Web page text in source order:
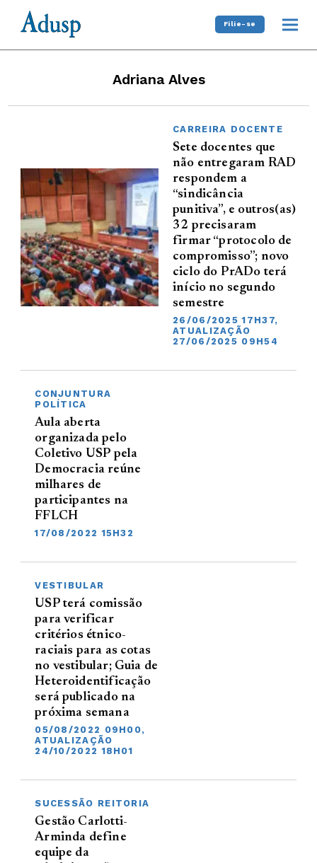
Filie-se
Adriana Alves
CARREIRA DOCENTE
Sete docentes que
não entregaram RAD
respondem a
“sindicância
punitiva”, e outros(as)
32 precisaram
firmar “protocolo de
compromisso”; novo
ciclo do PrADo terá
início no segundo
semestre
26/06/2025 17H37,
ATUALIZAÇÃO
27/06/2025 09H54
CONJUNTURA
POLÍTICA
Aula aberta
organizada pelo
Coletivo USP pela
Democracia reúne
milhares de
participantes na
FFLCH
17/08/2022 15H32
VESTIBULAR
USP terá comissão
para verificar
critérios étnico-
raciais para as cotas
no vestibular; Guia de
Heteroidentificação
será publicado na
próxima semana
05/08/2022 09H00,
ATUALIZAÇÃO
24/10/2022 18H01
SUCESSÃO REITORIA
Gestão Carlotti-
Arminda define
equipe da